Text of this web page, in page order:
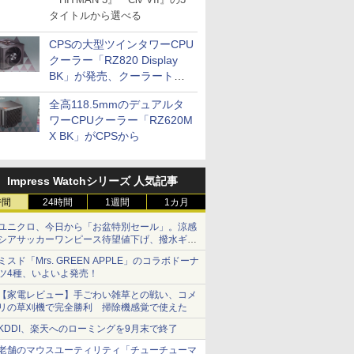
タイトルから選べる
CPSの大型ツインタワーCPU
クーラー「RZ820 Display
BK」が発売、クーラートッ
プに5インチ液晶搭載
全高118.5mmのデュアルタ
ワーCPUクーラー「RZ620M
X BK」がCPSから
Impress Watchシリーズ 人気記事
24時間 1週間 1カ月
ニクロ、今日から「お盆特別セール」。涼感
アサッカーワンピース待望値下げ、撥水ギア
ョーツは1990円に
スド「Mrs. GREEN APPLE」のコラボドーナ
4種、いよいよ発売！
家電レビュー】手ごわい雑草との戦い、コメ
の草刈機で完全勝利 掃除機感覚で使えた
、楽天へのローミングを9月末で終了
舗のマウスユーティリティ「チューチューマ